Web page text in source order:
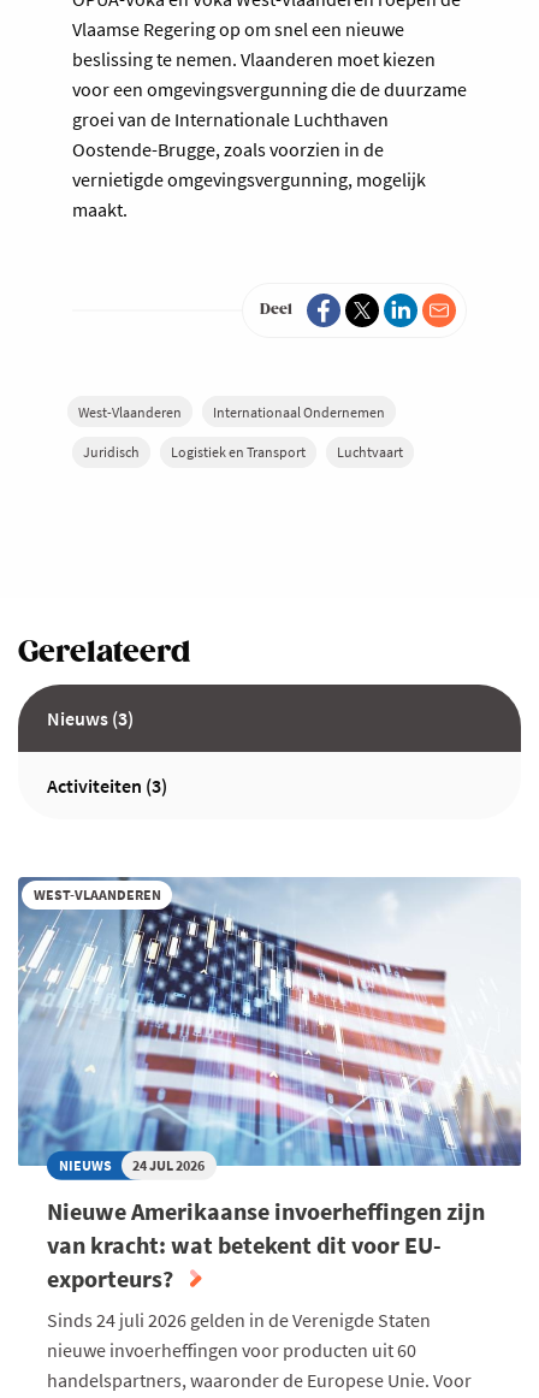
Vlaamse Regering op om snel een nieuwe
beslissing te nemen. Vlaanderen moet kiezen
voor een omgevingsvergunning die de duurzame
groei van de Internationale Luchthaven
Oostende-Brugge, zoals voorzien in de
vernietigde omgevingsvergunning, mogelijk
maakt.
Deel
West-Vlaanderen Internationaal Ondernemen
Juridisch Logistiek en Transport Luchtvaart
Gerelateerd
Nieuws (3)
Activiteiten (3)
WEST-VLAANDEREN
NIEUWS 24 JUL 2026
Nieuwe Amerikaanse invoerheffingen zijn
van kracht: wat betekent dit voor EU-
exporteurs?
Sinds 24 juli 2026 gelden in de Verenigde Staten
nieuwe invoerheffingen voor producten uit 60
handelspartners, waaronder de Europese Unie. Voor